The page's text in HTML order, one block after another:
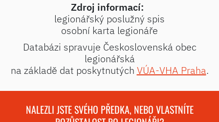
Zdroj informací:
legionářský poslužný spis
osobní karta legionáře
Databázi spravuje Československá obec
legionářská
na základě dat poskytnutých VÚA-VHA Praha.
NALEZLI JSTE SVÉHO PŘEDKA, NEBO VLASTNÍTE